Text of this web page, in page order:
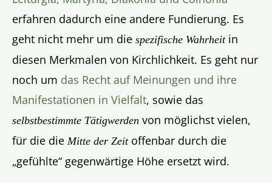
erfahren dadurch eine andere Fundierung. Es
geht nicht mehr um die spezifische Wahrheitin
diesen Merkmalen von Kirchlichkeit. Es geht nur
noch um das Recht auf Meinungen und ihre
Manifestationen in Vielfalt, sowie das
selbstbestimmte Tätigwerden von möglichst vielen,
für die die Mitte der Zeitoffenbar durch die
„gefühlte“ gegenwärtige Höhe ersetzt wird.